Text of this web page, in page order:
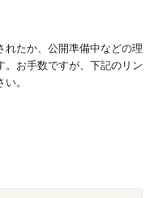
れたか、公開準備中などの理
。お手数ですが、下記のリン
。